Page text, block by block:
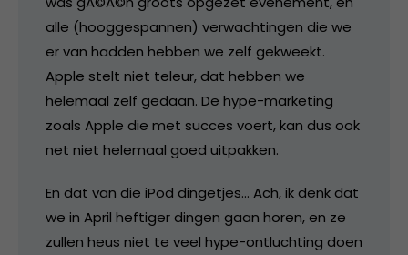
alle (hooggespannen) verwachtingen die we
er van hadden hebben we zelf gekweekt.
Apple stelt niet teleur, dat hebben we
helemaal zelf gedaan. De hype-marketing
zoals Apple die met succes voert, kan dus ook
net niet helemaal goed uitpakken.
En dat van die iPod dingetjes… Ach, ik denk dat
we in April heftiger dingen gaan horen, en ze
zullen heus niet te veel hype-ontluchting doen